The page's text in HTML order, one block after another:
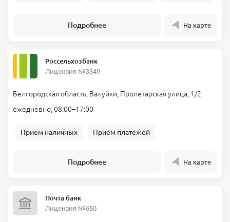
Подробнее На карте
Россельхозбанк
Лицензия №3349
Белгородская область, Валуйки, Пролетарская улица, 1/2
ежедневно, 08:00–17:00
Прием наличных Прием платежей
Подробнее На карте
Почта банк
Лицензия №650